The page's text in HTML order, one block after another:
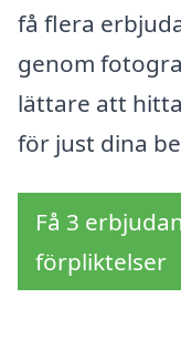
få flera
genom
lättare att
för just dina
Få 3
förpliktelser